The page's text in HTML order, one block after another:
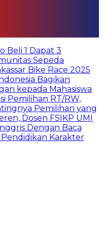
Beli 1 Dapat 3
Sepeda
Bike Race 2025
Bagikan
kepada Mahasiswa
Pemilihan RT/RW,
Pemilihan yang
Dosen FSIKP UMI
Dengan Baca
Karakter